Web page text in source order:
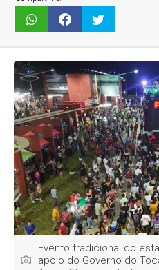
Evento tradicional do
apoio do Governo do